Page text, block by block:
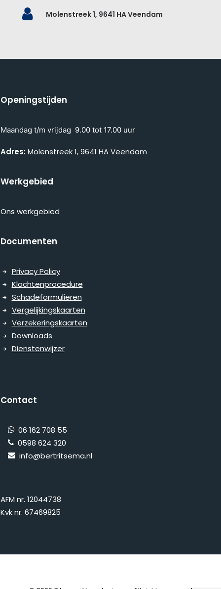
Molenstreek 1, 9641 HA Veendam
Openingstijden
Maandag t/m vrijdag 9.00 tot 17.00 uur
Adres: Molenstreek 1, 9641 HA Veendam
Werkgebied
Ons werkgebied
Documenten
Privacy Policy
Klachtenprocedure
Schadeformulieren
Vergelijkingskaarten
Verzekeringskaarten
Downloads
Dienstenwijzer
Contact
06 162 708 55
0598 624 320
info@bertritsema.nl
AFM nr. 12044738
Kvk nr. 67469825